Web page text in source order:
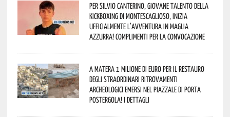
Per Silvio Canterino, giovane talento della
kickboxing di Montescaglioso, inizia
ufficialmente l’avventura in maglia
azzurra! Complimenti per la convocazione
A Matera 1 milione di euro per il restauro
degli straordinari ritrovamenti
archeologici emersi nel piazzale di Porta
Postergola! I dettagli